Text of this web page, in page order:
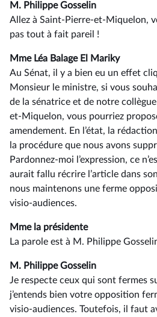
M. Philippe Gosselin
Allez à Saint-Pierre-et-Miquelon,
pas tout à fait pareil !
Mme Léa Balage El Mariky
Au Sénat, il y a bien eu un effet
Monsieur le ministre, si vous
de la sénatrice et de notre
et-Miquelon, vous pourriez
amendement. En l’état, la
la procédure que nous avons
Pardonnez-moi l’expression, ce
aurait fallu récrire l’article dans
nous maintenons une ferme
visio-audiences.
Mme la présidente
La parole est à M. Philippe
M. Philippe Gosselin
Je respecte ceux qui sont fermes
j’entends bien votre opposition
visio-audiences. Toutefois, il faut